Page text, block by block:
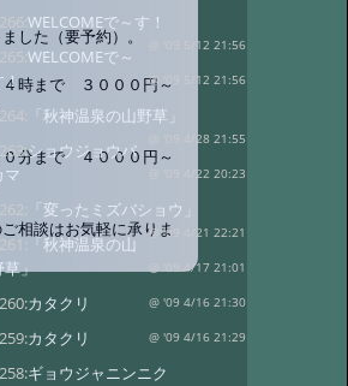
した（要予約）。
時まで ３０００円～
分まで ４０００円～
相談はお気軽に承りま
WELCOMEで～す！
@ '09 5/12 21:56
WELCOMEで～
！
@ '09 5/12 21:56
「秋神温泉の山野草」
@ '09 4/28 21:55
ショウジョウバ
マ
@ '09 4/22 20:23
「変ったミズバショウ」
@ '09 4/21 22:21
「秋神温泉の山
草」
@ '09 4/17 21:01
カタクリ @ '09 4/16 21:30
カタクリ @ '09 4/16 21:29
ギョウジャニンニク